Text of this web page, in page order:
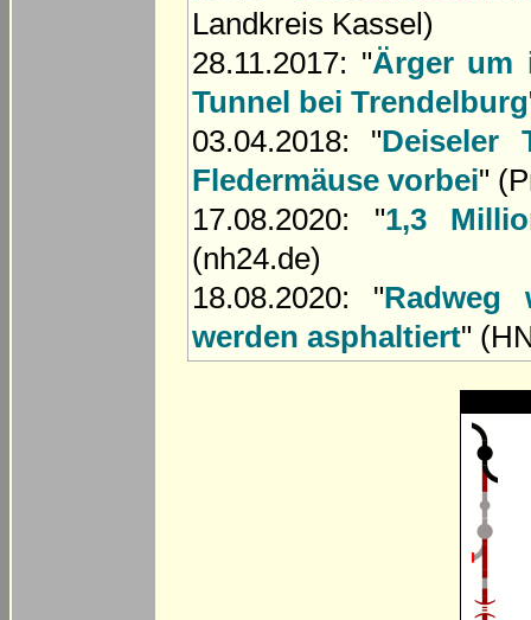
Landkreis Kassel)
28.11.2017: "Ärger um
Tunnel bei Trendelburg
03.04.2018: "Deiseler
Fledermäuse vorbei"
17.08.2020: "1,3
(nh24.de)
18.08.2020: "Radweg
werden asphaltiert"